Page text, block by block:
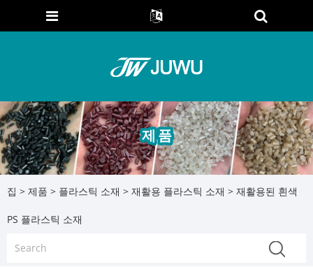
제품
집 > 제품 > 플라스틱 소재 > 재활용 플라스틱 소재 > 재활용된 흰색
PS 플라스틱 소재